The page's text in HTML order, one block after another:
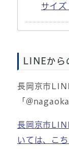
サイ
LINEから
長岡京市
「
長岡京市
いては、こ